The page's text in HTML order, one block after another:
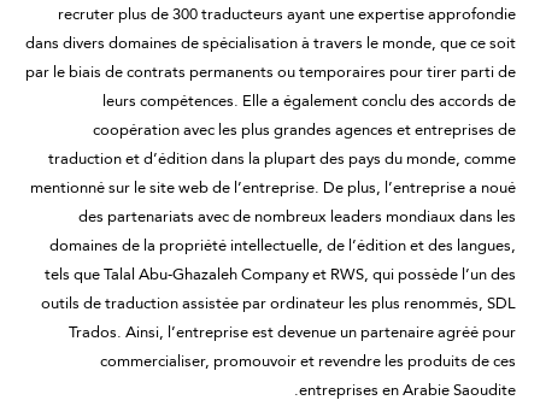
recruter plus de 300 traducteurs ayant une expertise approfondie
dans divers domaines de spécialisation à travers le monde, que ce soit
par le biais de contrats permanents ou temporaires pour tirer parti de
leurs compétences. Elle a également conclu des accords de
coopération avec les plus grandes agences et entreprises de
traduction et d’édition dans la plupart des pays du monde, comme
mentionné sur le site web de l’entreprise. De plus, l’entreprise a noué
des partenariats avec de nombreux leaders mondiaux dans les
domaines de la propriété intellectuelle, de l’édition et des langues,
tels que Talal Abu-Ghazaleh Company et RWS, qui possède l’un des
outils de traduction assistée par ordinateur les plus renommés, SDL
Trados. Ainsi, l’entreprise est devenue un partenaire agréé pour
commercialiser, promouvoir et revendre les produits de ces
entreprises en Arabie Saoudite.